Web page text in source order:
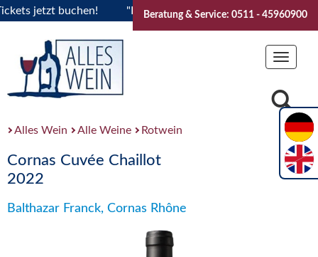
jetzt buchen! "Das Sommerfest 2026" Vive la
Beratung & Service: 0511 - 45960900
Toggle
Alles Wein Alle Weine Rotwein
Cornas Cuvée Chaillot
2022
Balthazar Franck, Cornas Rhône